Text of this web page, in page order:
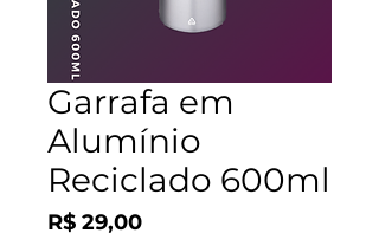
Garrafa em
Alumínio
Reciclado 600ml
R$ 29,00Preço